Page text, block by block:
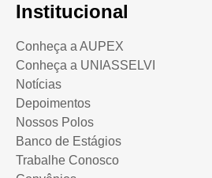
Institucional
Conheça a AUPEX
Conheça a UNIASSELVI
Notícias
Depoimentos
Nossos Polos
Banco de Estágios
Trabalhe Conosco